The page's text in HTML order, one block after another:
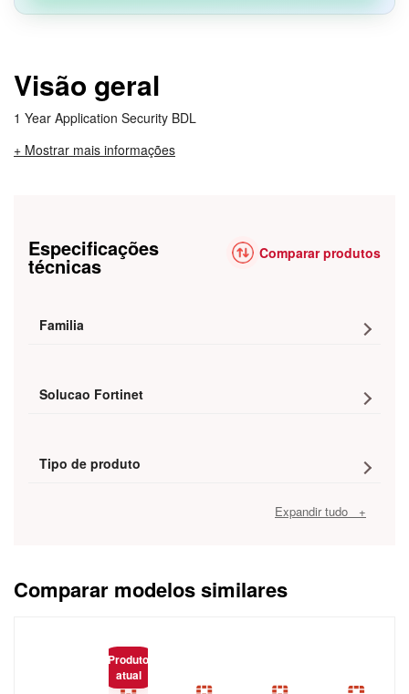
Visão geral
1 Year Application Security BDL
+ Mostrar mais informações
Especificações
técnicas Comparar produtos
Familia
Solucao Fortinet
Tipo de produto
Expandir tudo +
Comparar modelos similares
Produto
atual